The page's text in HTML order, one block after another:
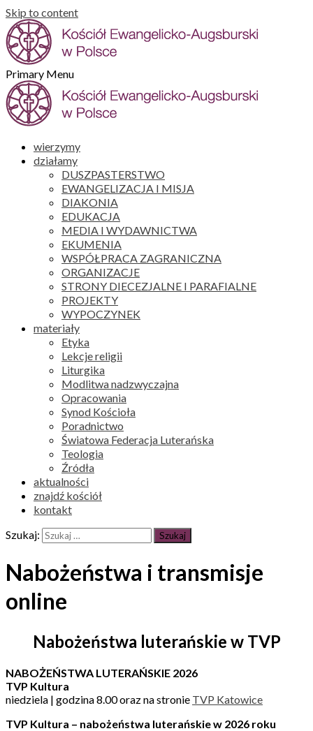
Skip to content
Primary Menu
wierzymy
działamy
DUSZPASTERSTWO
EWANGELIZACJA I MISJA
DIAKONIA
EDUKACJA
MEDIA I WYDAWNICTWA
EKUMENIA
WSPÓŁPRACA ZAGRANICZNA
ORGANIZACJE
STRONY DIECEZJALNE I PARAFIALNE
PROJEKTY
WYPOCZYNEK
materiały
Etyka
Lekcje religii
Liturgika
Modlitwa nadzwyczajna
Opracowania
Synod Kościoła
Poradnictwo
Światowa Federacja Luterańska
Teologia
Źródła
aktualności
znajdź kościół
kontakt
Szukaj:
Nabożeństwa i transmisje
online
Nabożeństwa luterańskie w TVP
NABOŻEŃSTWA LUTERAŃSKIE 2026
TVP Kultura
niedziela | godzina 8.00 oraz na stronie TVP Katowice
TVP Kultura – nabożeństwa luterańskie w 2026 roku